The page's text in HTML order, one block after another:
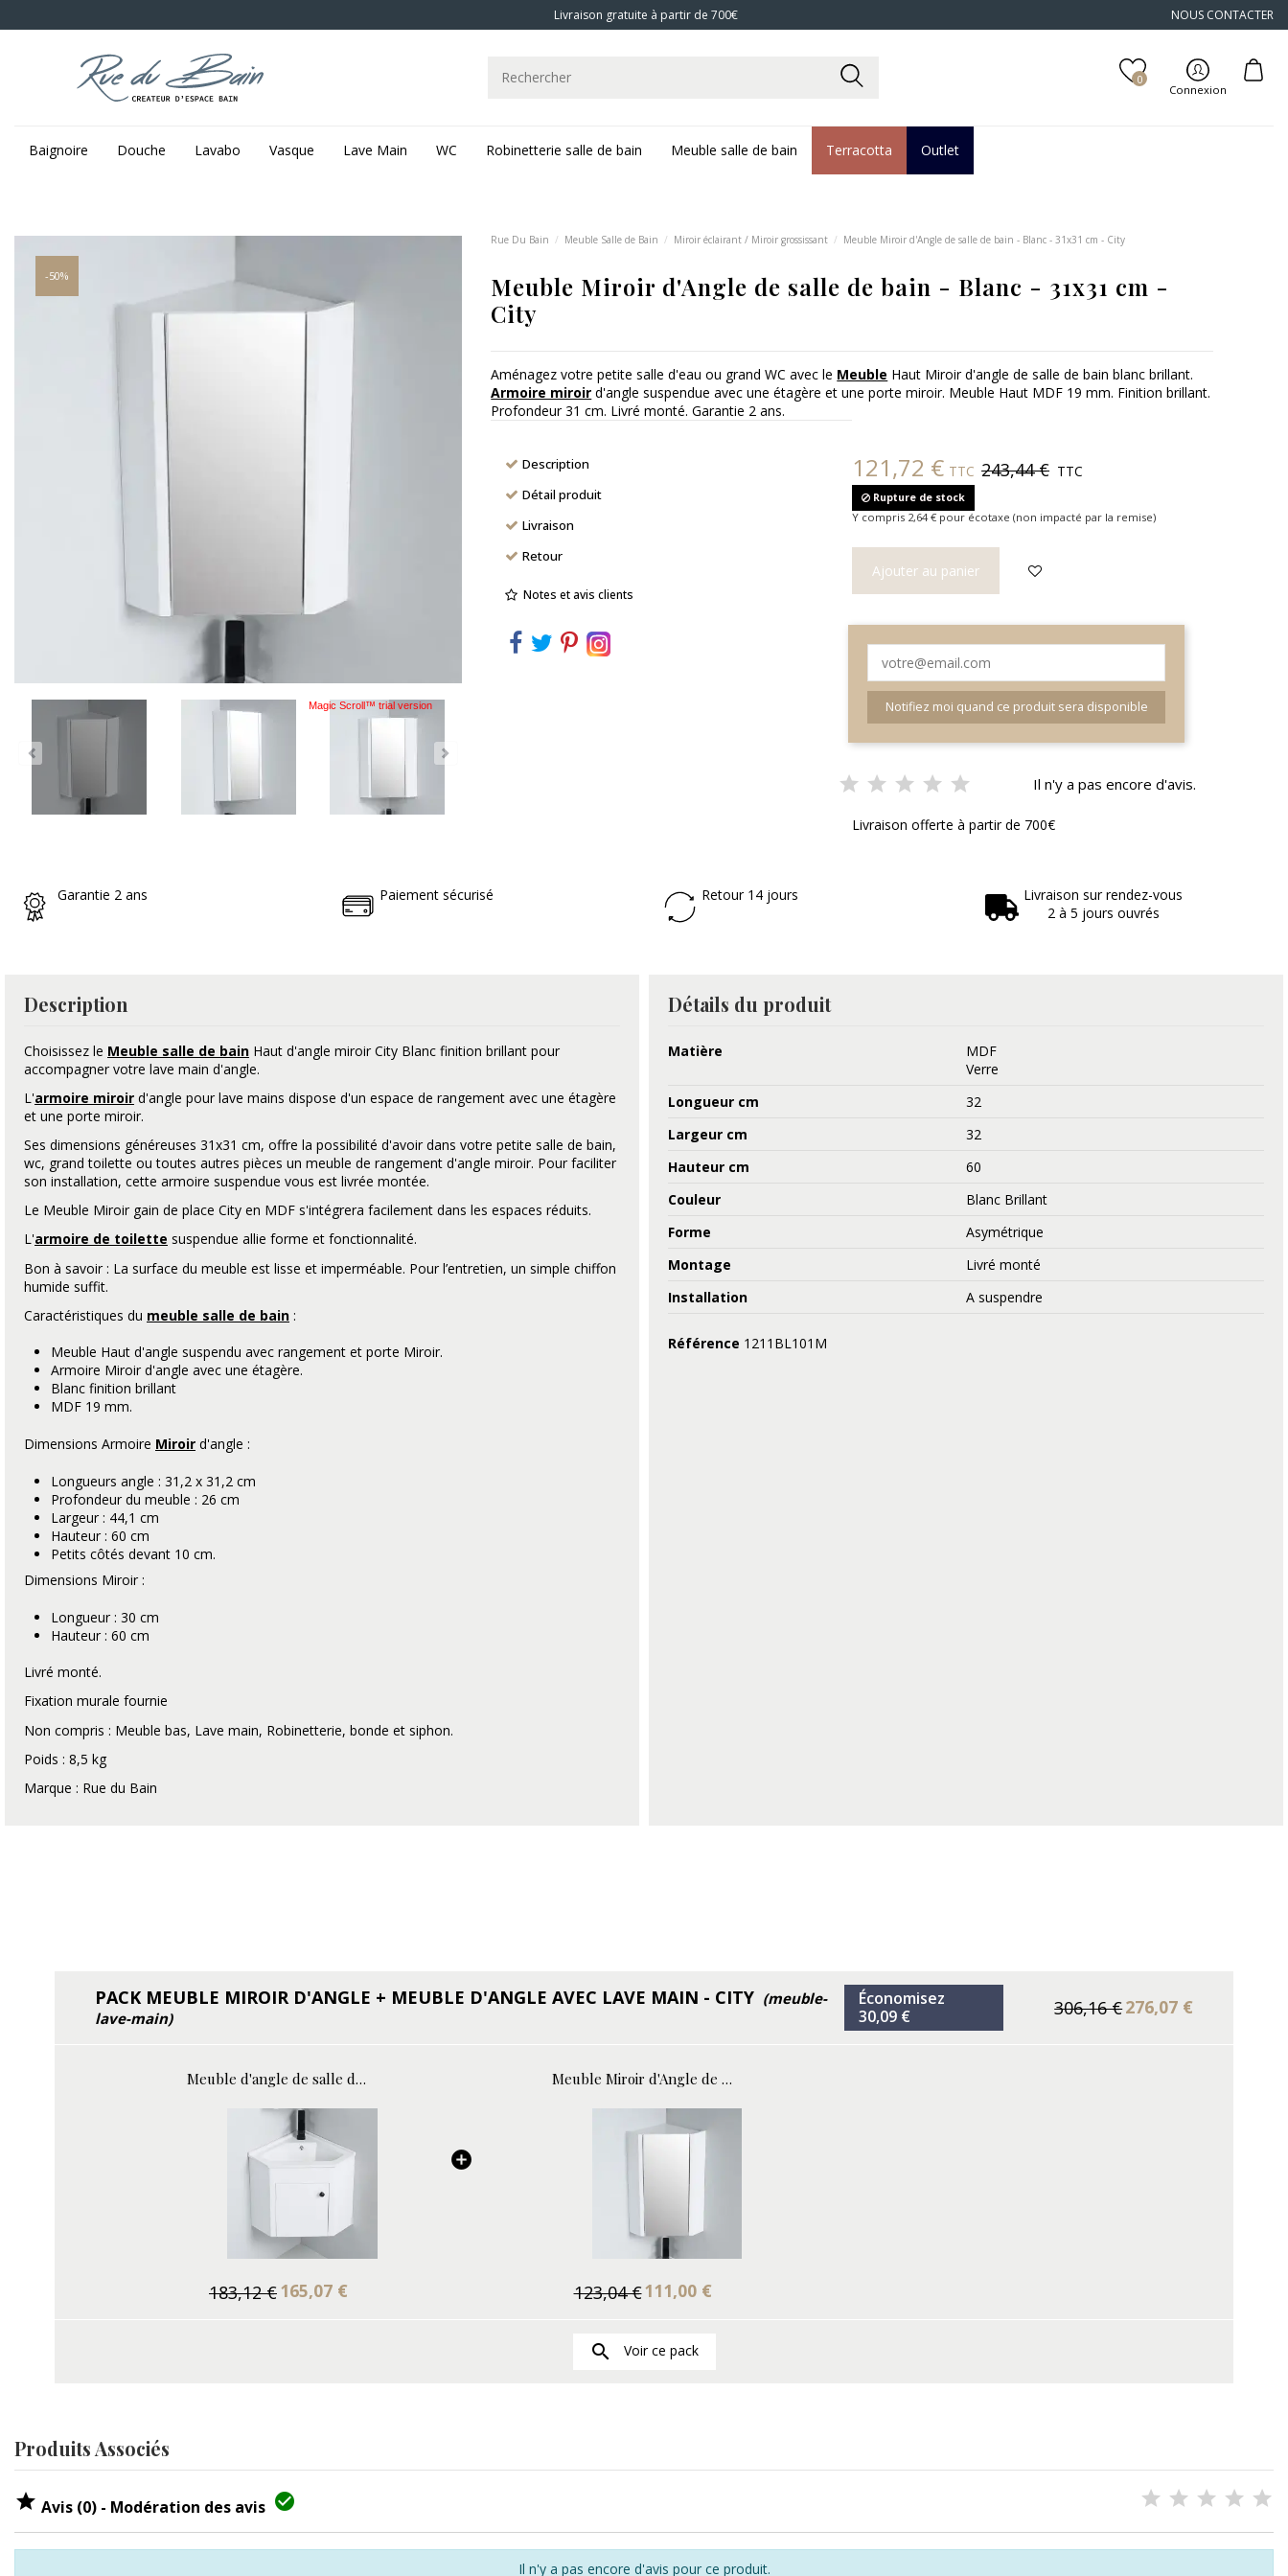
Livraison gratuite à partir de 700€ NOUS CONTACTER
0
Connexion
Baignoire Douche Lavabo Vasque Lave Main WC Robinetterie salle de bain Meuble salle de bain Terracotta Outlet
-50%
Magic Scroll™ trial version
Rue Du Bain Meuble Salle de Bain Miroir éclairant / Miroir grossissant Meuble Miroir d'Angle de salle de bain - Blanc - 31x31 cm - City
Meuble Miroir d'Angle de salle de bain - Blanc - 31x31 cm -
City
Aménagez votre petite salle d'eau ou grand WC avec le Meuble Haut Miroir d'angle de salle de bain blanc brillant.
Armoire miroir d'angle suspendue avec une étagère et une porte miroir. Meuble Haut MDF 19 mm. Finition brillant.
Profondeur 31 cm. Livré monté. Garantie 2 ans.
Description
Détail produit
Livraison
Retour
Notes et avis clients
121,72 € TTC 243,44 € TTC
Rupture de stock
Y compris 2,64 € pour écotaxe (non impacté par la remise)
Ajouter au panier
Notifiez moi quand ce produit sera disponible
Il n'y a pas encore d'avis.
Livraison offerte à partir de 700€
Garantie 2 ans Paiement sécurisé Retour 14 jours
Livraison sur rendez-vous
2 à 5 jours ouvrés
Description
Choisissez le Meuble salle de bain Haut d'angle miroir City Blanc finition brillant pour
accompagner votre lave main d'angle.
L'armoire miroir d'angle pour lave mains dispose d'un espace de rangement avec une étagère
et une porte miroir.
Ses dimensions généreuses 31x31 cm, offre la possibilité d'avoir dans votre petite salle de bain,
wc, grand toilette ou toutes autres pièces un meuble de rangement d'angle miroir. Pour faciliter
son installation, cette armoire suspendue vous est livrée montée.
Le Meuble Miroir gain de place City en MDF s'intégrera facilement dans les espaces réduits.
L'armoire de toilette suspendue allie forme et fonctionnalité.
Bon à savoir : La surface du meuble est lisse et imperméable. Pour l’entretien, un simple chiffon
humide suffit.
Caractéristiques du meuble salle de bain :
Meuble Haut d'angle suspendu avec rangement et porte Miroir.
Armoire Miroir d'angle avec une étagère.
Blanc finition brillant
MDF 19 mm.
Dimensions Armoire Miroir d'angle :
Longueurs angle : 31,2 x 31,2 cm
Profondeur du meuble : 26 cm
Largeur : 44,1 cm
Hauteur : 60 cm
Petits côtés devant 10 cm.
Dimensions Miroir :
Longueur : 30 cm
Hauteur : 60 cm
Livré monté.
Fixation murale fournie
Non compris : Meuble bas, Lave main, Robinetterie, bonde et siphon.
Poids : 8,5 kg
Marque : Rue du Bain
Détails du produit
Matière
MDF
Verre
Longueur cm
32
Largeur cm
32
Hauteur cm
60
Couleur
Blanc Brillant
Forme
Asymétrique
Montage
Livré monté
Installation
A suspendre
Référence 1211BL101M
PACK MEUBLE MIROIR D'ANGLE + MEUBLE D'ANGLE AVEC LAVE MAIN - CITY (meuble-
lave-main)
Économisez
30,09 €
306,16 €276,07 €
Meuble d'angle de salle de bain - Blanc - Lave main - 42x42 cm - City
183,12 €165,07 €
Meuble Miroir d'Angle de salle de bain - Blanc - 31x31 cm - City
123,04 €111,00 €
 Voir ce pack
Produits Associés
 Avis (0) - Modération des avis 
Il n'y a pas encore d'avis pour ce produit.